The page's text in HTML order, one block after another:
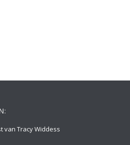
van Tracy Widdess